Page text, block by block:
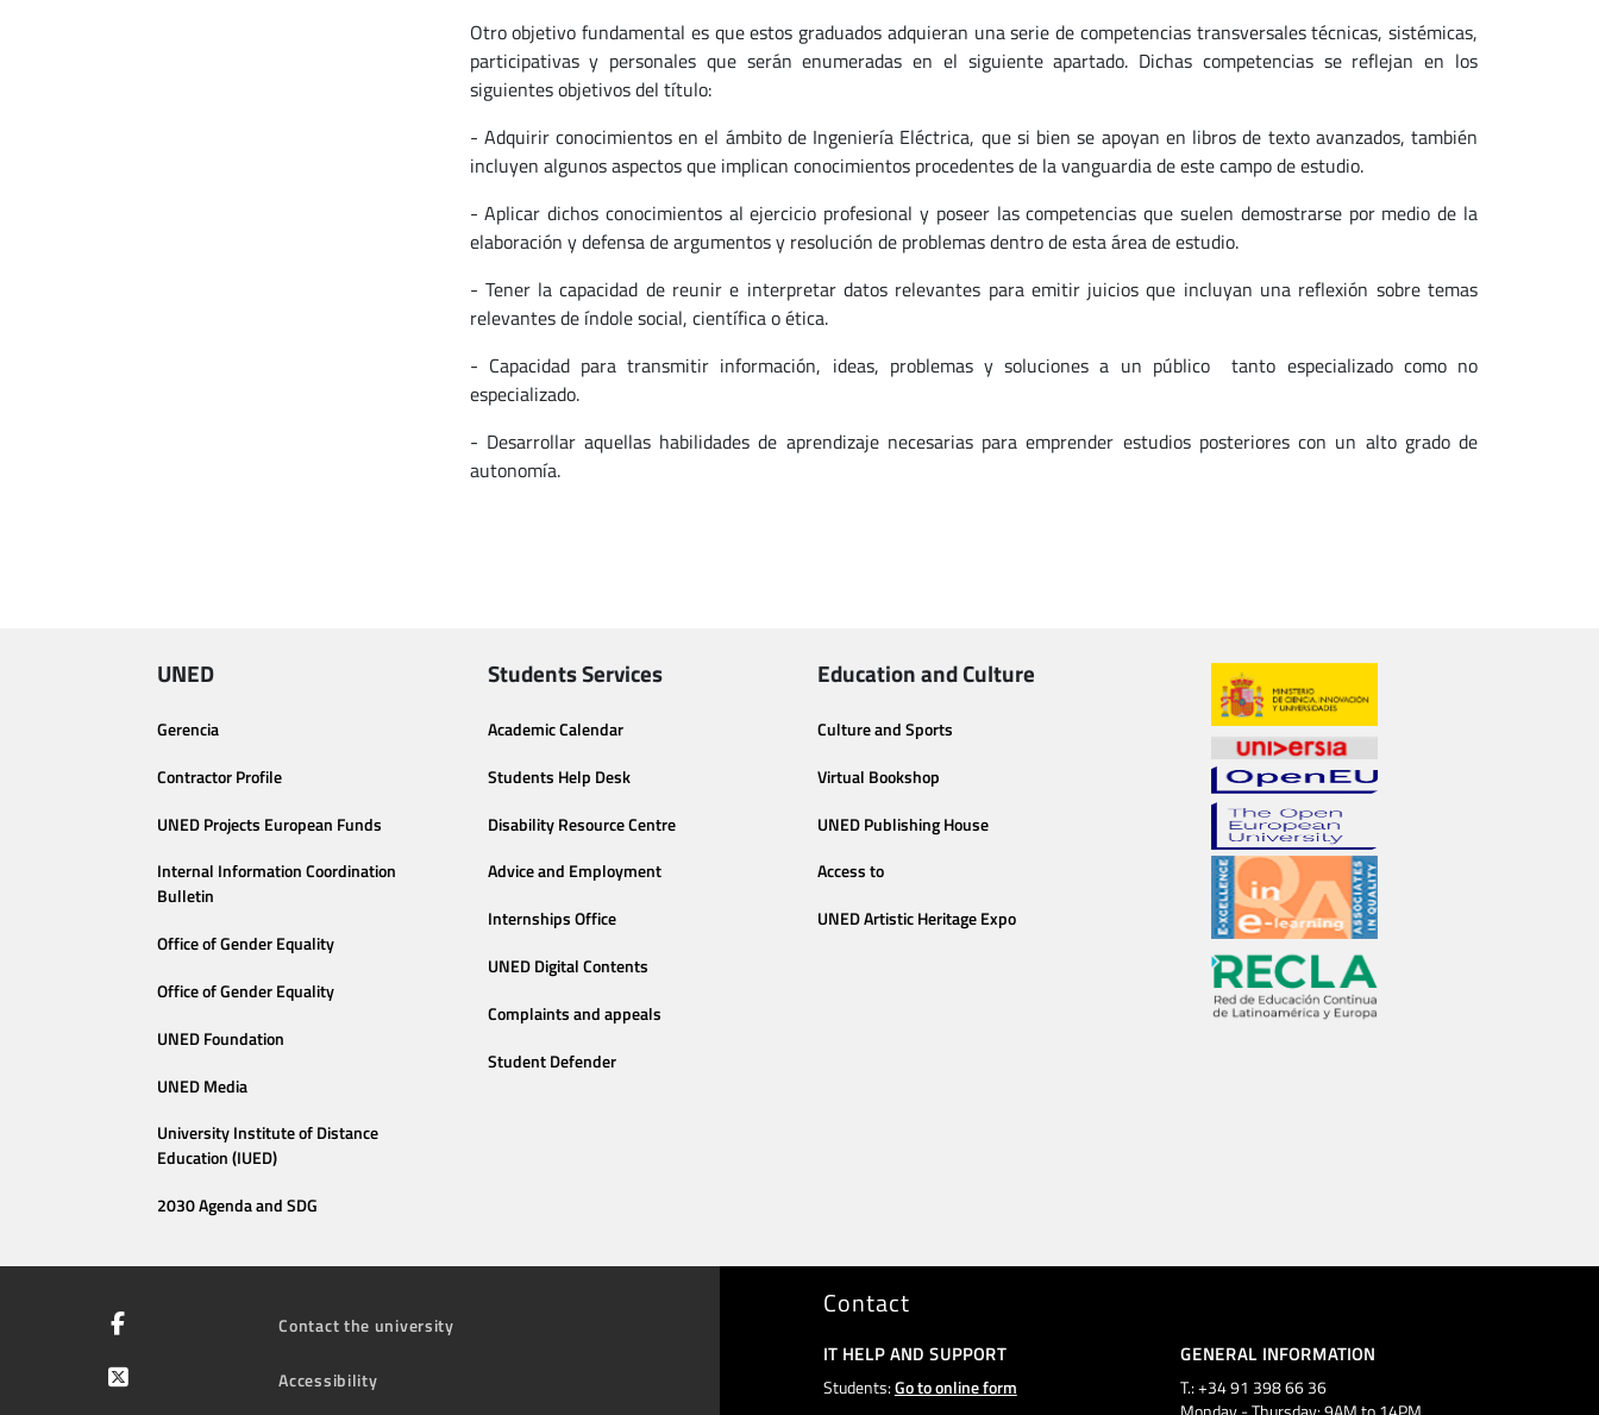
Otro objetivo fundamental es que estos graduados adquieran una serie de competencias transversales técnicas, sistémicas,
participativas y personales que serán enumeradas en el siguiente apartado. Dichas competencias se reflejan en los
siguientes objetivos del título:
- Adquirir conocimientos en el ámbito de Ingeniería Eléctrica, que si bien se apoyan en libros de texto avanzados, también
incluyen algunos aspectos que implican conocimientos procedentes de la vanguardia de este campo de estudio.
- Aplicar dichos conocimientos al ejercicio profesional y poseer las competencias que suelen demostrarse por medio de la
elaboración y defensa de argumentos y resolución de problemas dentro de esta área de estudio.
- Tener la capacidad de reunir e interpretar datos relevantes para emitir juicios que incluyan una reflexión sobre temas
relevantes de índole social, científica o ética.
- Capacidad para transmitir información, ideas, problemas y soluciones a un público tanto especializado como no
especializado.
- Desarrollar aquellas habilidades de aprendizaje necesarias para emprender estudios posteriores con un alto grado de
autonomía.
UNED
Gerencia
Contractor Profile
UNED Projects European Funds
Internal Information Coordination
Bulletin
Office of Gender Equality
Office of Gender Equality
UNED Foundation
UNED Media
University Institute of Distance
Education (IUED)
2030 Agenda and SDG
Students Services
Academic Calendar
Students Help Desk
Disability Resource Centre
Advice and Employment
Internships Office
UNED Digital Contents
Complaints and appeals
Student Defender
Education and Culture
Culture and Sports
Virtual Bookshop
UNED Publishing House
Access to
UNED Artistic Heritage Expo
Contact the university
Accessibility
Contact
IT HELP AND SUPPORT
Students:Go to online form
GENERAL INFORMATION
T.: +34 91 398 66 36